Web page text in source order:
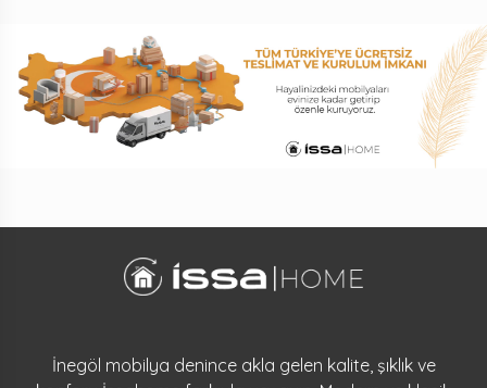
İnegöl mobilya denince akla gelen kalite, şıklık ve